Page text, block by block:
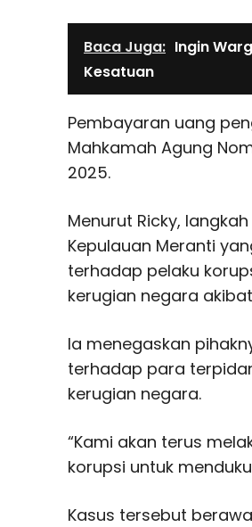
Baca Juga: Ingin
Kesatuan
Pembayaran uang
Mahkamah Agung
2025.
Menurut Ricky,
Kepulauan Meranti
terhadap pelaku
kerugian negara
Ia menegaskan
terhadap para
kerugian negara.
“Kami akan terus
korupsi untuk
Kasus tersebut